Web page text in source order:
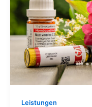
Leistungen